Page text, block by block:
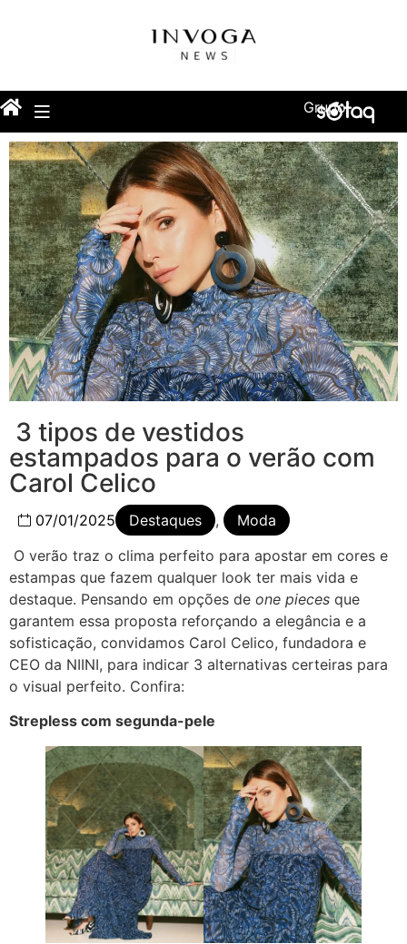
Grupo
3 tipos de vestidos
estampados para o verão com
Carol Celico
07/01/2025 Destaques ,
Moda
O verão traz o clima perfeito para apostar em cores e
estampas que fazem qualquer look ter mais vida e
destaque. Pensando em opções de one pieces que
garantem essa proposta reforçando a elegância e a
sofisticação, convidamos Carol Celico, fundadora e
CEO da NIINI, para indicar 3 alternativas certeiras para
o visual perfeito. Confira:
Strepless com segunda-pele